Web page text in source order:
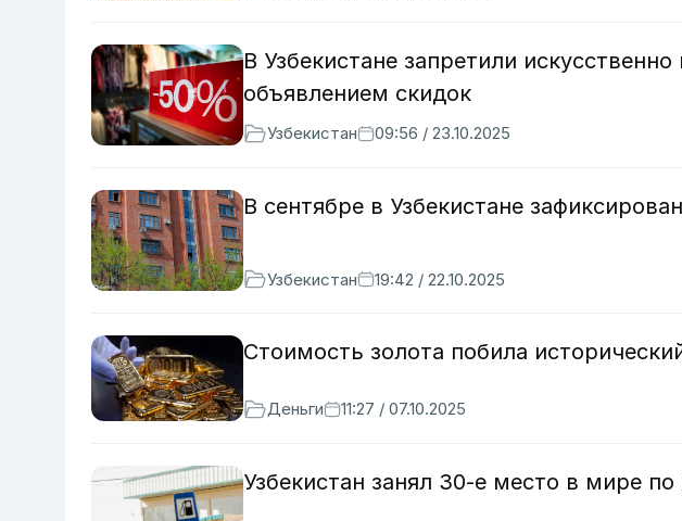
В Узбекистане запретили
объявлением скидок
Узбекистан 09:56 / 23.10.2025
В сентябре в Узбекистане
Узбекистан 19:42 / 22.10.2025
Стоимость золота побила
Деньги 11:27 / 07.10.2025
Узбекистан занял 30-е место в мире